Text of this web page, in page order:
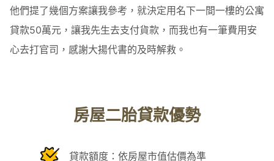
他們提了幾個方案讓我參考，就決定用名下一間一樓的公寓
貸款50萬元，讓我先生去支付貨款，而我也有一筆費用安
心去打官司，感謝大揚代書的及時解救。
房屋二胎貸款優勢
貸款額度：依房屋市值估價為準